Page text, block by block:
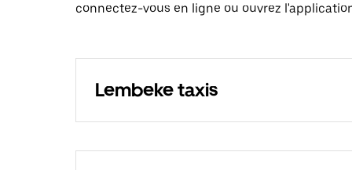
connectez-vous en ligne ou ouvrez
Lembeke taxis